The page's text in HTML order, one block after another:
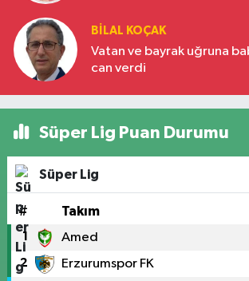
BILAL KOÇAK
Vatan ve bayrak uğruna
can verdi
Süper Lig Puan Durumu
Süper Lig
# Takım
1 Amed
2 Erzurumspor FK